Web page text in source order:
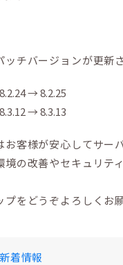
チバージョンが更新
→ 8.2.25
→ 8.3.13
お客様が安心してサー
境の改善やセキュリテ
をどうぞよろしくお
新着情報